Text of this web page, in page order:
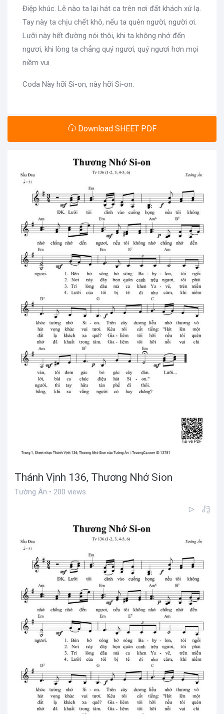
Điệp khúc. Lẽ nào ta lại hát ca trên nơi đất khách xứ lạ.
Tay này ta chịu chết khô, nếu ta quên người, người ơi.
Lưỡi này hết đường nói thôi, khi ta không nhớ đến
ngươi, khi lòng ta chẳng quý ngươi, quý ngươi hơn mọi
niềm vui.
Coda Này hỡi Si-on, này hỡi Si-on.
Download SHEET PDF
Thánh Vịnh 136, Thương Nhớ Sion
Tường Ân • 200 views